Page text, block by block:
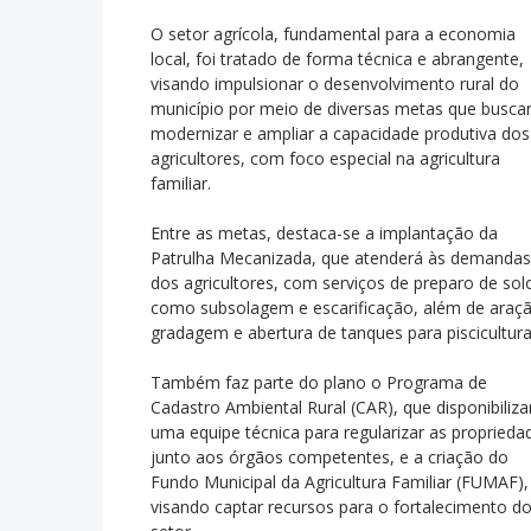
O setor agrícola, fundamental para a economia
local, foi tratado de forma técnica e abrangente,
visando impulsionar o desenvolvimento rural do
município por meio de diversas metas que
modernizar e ampliar a capacidade produtiva dos
agricultores, com foco especial na agricultura
familiar.
Entre as metas, destaca-se a implantação da
Patrulha Mecanizada, que atenderá às demandas
dos agricultores, com serviços de preparo de
como subsolagem e escarificação, além de
gradagem e abertura de tanques para
Também faz parte do plano o Programa de
Cadastro Ambiental Rural (CAR), que
uma equipe técnica para regularizar as
junto aos órgãos competentes, e a criação do
Fundo Municipal da Agricultura Familiar (FUMAF),
visando captar recursos para o fortalecimento do